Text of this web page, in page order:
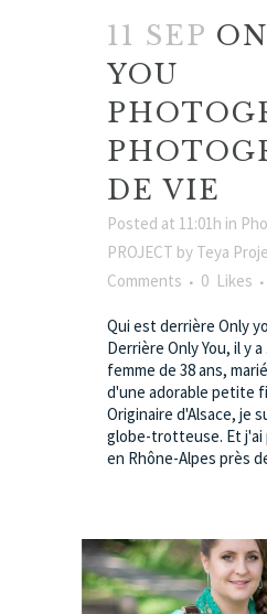
11 SEP
YOU
DE VIE
Posted at 11:01h in
PROJECT by Teya
Comments
0 Likes
Qui est derrière Only
Derrière Only You, il y
femme de 38 ans,
d'une adorable petite
Originaire d'Alsace, je
globe-trotteuse. Et j'ai
en Rhône-Alpes près